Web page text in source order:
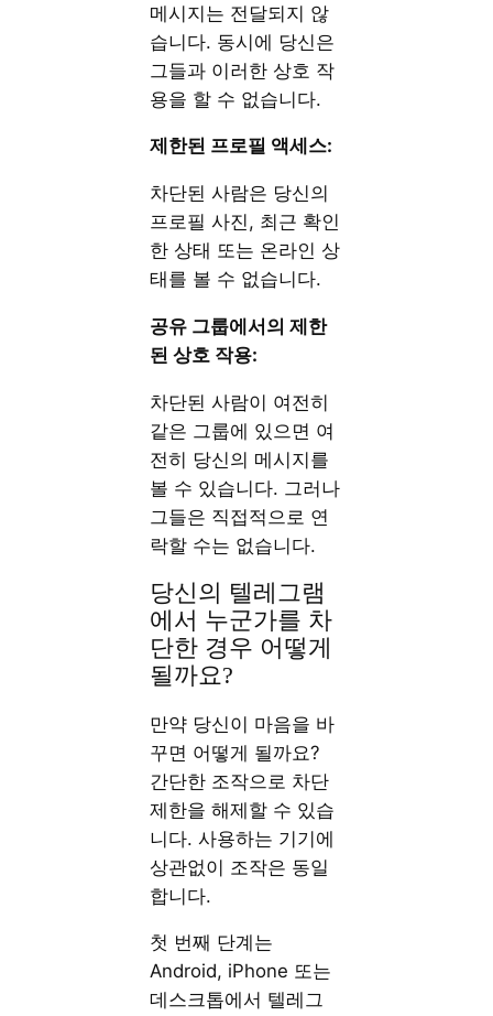
메시지는 전달되지 않
습니다. 동시에 당신은
그들과 이러한 상호 작
용을 할 수 없습니다.
제한된 프로필 액세스:
차단된 사람은 당신의
프로필 사진, 최근 확인
한 상태 또는 온라인 상
태를 볼 수 없습니다.
공유 그룹에서의 제한
된 상호 작용:
차단된 사람이 여전히
같은 그룹에 있으면 여
전히 당신의 메시지를
볼 수 있습니다. 그러나
그들은 직접적으로 연
락할 수는 없습니다.
당신의 텔레그램
에서 누군가를 차
단한 경우 어떻게
될까요?
만약 당신이 마음을 바
꾸면 어떻게 될까요?
간단한 조작으로 차단
제한을 해제할 수 있습
니다. 사용하는 기기에
상관없이 조작은 동일
합니다.
첫 번째 단계는
Android, iPhone 또는
데스크톱에서 텔레그